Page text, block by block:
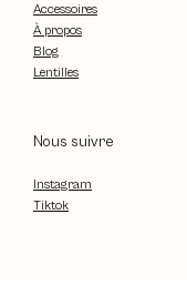
Accessoires
À propos
Blog
Lentilles
Nous suivre
Instagram
Tiktok